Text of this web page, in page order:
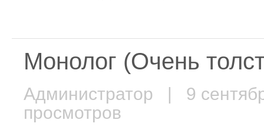
Монолог (Очень
Администратор | 9
просмотров